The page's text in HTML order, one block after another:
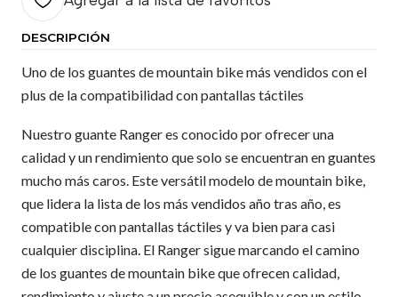
DESCRIPCIÓN
Uno de los guantes de mountain bike más vendidos con el
plus de la compatibilidad con pantallas táctiles
Nuestro guante Ranger es conocido por ofrecer una
calidad y un rendimiento que solo se encuentran en guantes
mucho más caros. Este versátil modelo de mountain bike,
que lidera la lista de los más vendidos año tras año, es
compatible con pantallas táctiles y va bien para casi
cualquier disciplina. El Ranger sigue marcando el camino
de los guantes de mountain bike que ofrecen calidad,